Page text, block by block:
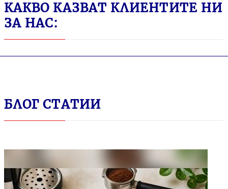
КАКВО КАЗВАТ КЛИЕНТИТЕ НИ
ЗА НАС:
БЛОГ СТАТИИ